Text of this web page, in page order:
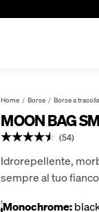
Home Borse Borse a
MOON BAG
(54)
Idrorepellente,
sempre al tuo
Monochrome: